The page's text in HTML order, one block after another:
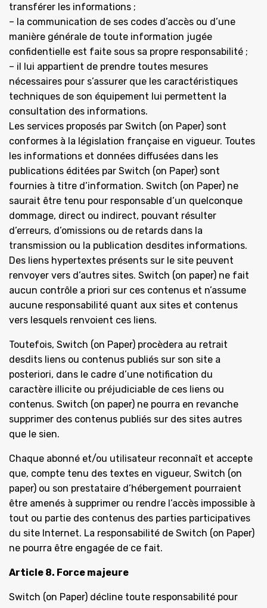
transférer les informations ;
– la communication de ses codes d’accès ou d’une
manière générale de toute information jugée
confidentielle est faite sous sa propre responsabilité ;
– il lui appartient de prendre toutes mesures
nécessaires pour s’assurer que les caractéristiques
techniques de son équipement lui permettent la
consultation des informations.
Les services proposés par Switch (on Paper) sont
conformes à la législation française en vigueur. Toutes
les informations et données diffusées dans les
publications éditées par Switch (on Paper) sont
fournies à titre d’information. Switch (on Paper) ne
saurait être tenu pour responsable d’un quelconque
dommage, direct ou indirect, pouvant résulter
d’erreurs, d’omissions ou de retards dans la
transmission ou la publication desdites informations.
Des liens hypertextes présents sur le site peuvent
renvoyer vers d’autres sites. Switch (on paper) ne fait
aucun contrôle a priori sur ces contenus et n’assume
aucune responsabilité quant aux sites et contenus
vers lesquels renvoient ces liens.
Toutefois, Switch (on Paper) procèdera au retrait
desdits liens ou contenus publiés sur son site a
posteriori, dans le cadre d’une notification du
caractère illicite ou préjudiciable de ces liens ou
contenus. Switch (on paper) ne pourra en revanche
supprimer des contenus publiés sur des sites autres
que le sien.
Chaque abonné et/ou utilisateur reconnaît et accepte
que, compte tenu des textes en vigueur, Switch (on
paper) ou son prestataire d’hébergement pourraient
être amenés à supprimer ou rendre l’accès impossible à
tout ou partie des contenus des parties participatives
du site Internet. La responsabilité de Switch (on Paper)
ne pourra être engagée de ce fait.
Article 8. Force majeure
Switch (on Paper) décline toute responsabilité pour